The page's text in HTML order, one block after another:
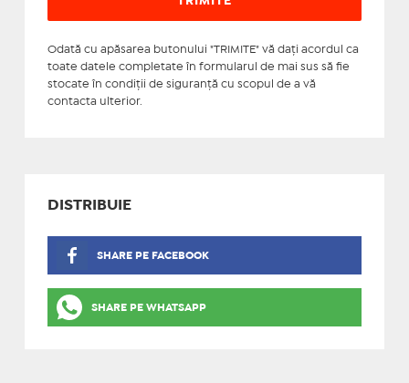
Odată cu apăsarea butonului "TRIMITE" vă daţi acordul ca
toate datele completate în formularul de mai sus să fie
stocate în condiţii de siguranţă cu scopul de a vă
contacta ulterior.
DISTRIBUIE
SHARE PE FACEBOOK
SHARE PE WHATSAPP